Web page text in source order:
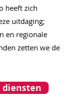
heeft zich
uitdaging;
en regionale
zetten we de
diensten